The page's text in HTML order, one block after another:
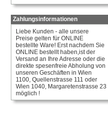
Zahlungsinformationen
Liebe Kunden - alle unsere
Preise gelten für ONLINE
bestellte Ware! Erst nachdem Sie
ONLINE bestellt haben,ist der
Versand an Ihre Adresse oder die
direkte spesenfreie Abholung von
unseren Geschäften in Wien
1100, Quellenstrasse 111 oder
Wien 1040, Margaretenstrasse 23
möglich !